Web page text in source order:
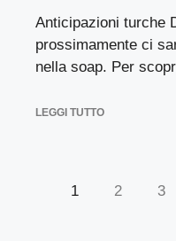
Anticipazioni turche
prossimamente ci
nella soap. Per
LEGGI TUTTO
1 2 3